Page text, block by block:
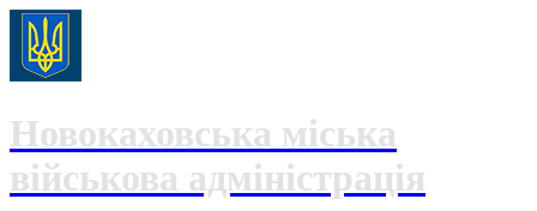
Новокаховська міська
військова адміністрація